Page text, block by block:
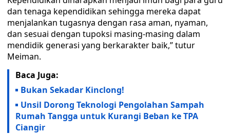
dan tenaga kependidikan sehingga mereka dapat
menjalankan tugasnya dengan rasa aman, nyaman,
dan sesuai dengan tupoksi masing-masing dalam
mendidik generasi yang berkarakter baik,” tutur
Meiman.
Baca Juga:
Bukan Sekadar Kinclong!
Unsil Dorong Teknologi Pengolahan Sampah
Rumah Tangga untuk Kurangi Beban ke TPA
Ciangir